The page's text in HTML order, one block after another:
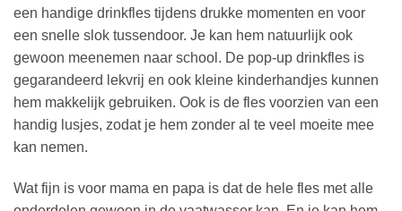
een handige drinkfles tijdens drukke momenten en voor
een snelle slok tussendoor. Je kan hem natuurlijk ook
gewoon meenemen naar school. De pop-up drinkfles is
gegarandeerd lekvrij en ook kleine kinderhandjes kunnen
hem makkelijk gebruiken. Ook is de fles voorzien van een
handig lusjes, zodat je hem zonder al te veel moeite mee
kan nemen.
Wat fijn is voor mama en papa is dat de hele fles met alle